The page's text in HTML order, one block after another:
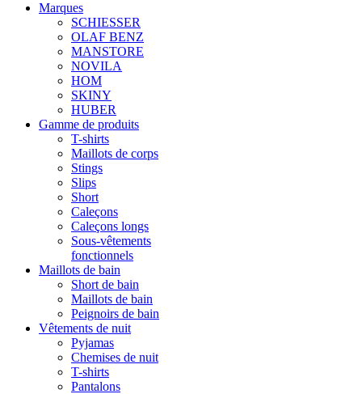
Marques
SCHIESSER
OLAF BENZ
MANSTORE
NOVILA
HOM
SKINY
HUBER
Gamme de produits
T-shirts
Maillots de corps
Stings
Slips
Short
Caleçons
Caleçons longs
Sous-vêtements
fonctionnels
Maillots de bain
Short de bain
Maillots de bain
Peignoirs de bain
Vêtements de nuit
Pyjamas
Chemises de nuit
T-shirts
Pantalons